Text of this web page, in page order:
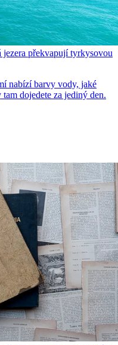
překvapují tyrkysovou
nabízí barvy vody, jaké
dojedete za jediný den.